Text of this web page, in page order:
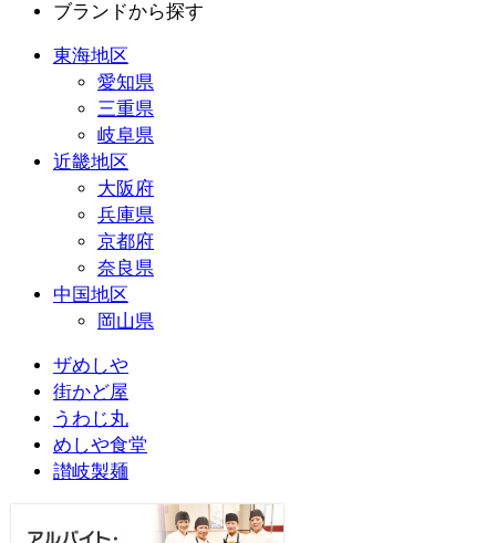
ブランドから探す
東海地区
愛知県
三重県
岐阜県
近畿地区
大阪府
兵庫県
京都府
奈良県
中国地区
岡山県
ザめしや
街かど屋
うわじ丸
めしや食堂
讃岐製麺